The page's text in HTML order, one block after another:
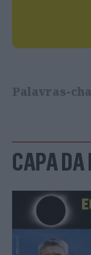
Foto: LUSA
Palavras-
CAPA DA